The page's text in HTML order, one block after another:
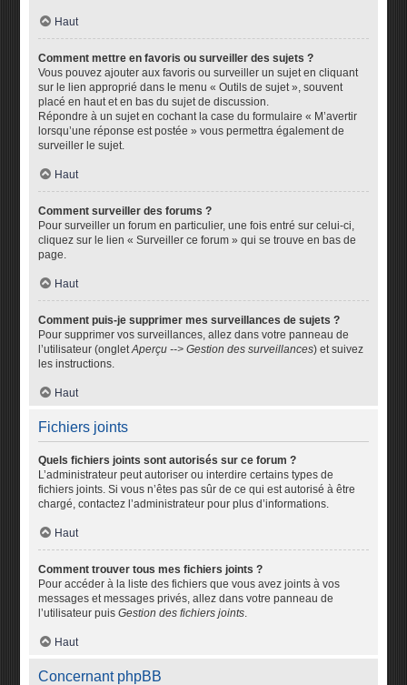
Haut
Comment mettre en favoris ou surveiller des sujets ?
Vous pouvez ajouter aux favoris ou surveiller un sujet en cliquant
sur le lien approprié dans le menu « Outils de sujet », souvent
placé en haut et en bas du sujet de discussion.
Répondre à un sujet en cochant la case du formulaire « M’avertir
lorsqu’une réponse est postée » vous permettra également de
surveiller le sujet.
Haut
Comment surveiller des forums ?
Pour surveiller un forum en particulier, une fois entré sur celui-ci,
cliquez sur le lien « Surveiller ce forum » qui se trouve en bas de
page.
Haut
Comment puis-je supprimer mes surveillances de sujets ?
Pour supprimer vos surveillances, allez dans votre panneau de
l’utilisateur (ongletAperçu --> Gestion des surveillances) et suivez
les instructions.
Haut
Fichiers joints
Quels fichiers joints sont autorisés sur ce forum ?
L’administrateur peut autoriser ou interdire certains types de
fichiers joints. Si vous n’êtes pas sûr de ce qui est autorisé à être
chargé, contactez l’administrateur pour plus d’informations.
Haut
Comment trouver tous mes fichiers joints ?
Pour accéder à la liste des fichiers que vous avez joints à vos
messages et messages privés, allez dans votre panneau de
l’utilisateur puisGestion des fichiers joints.
Haut
Concernant phpBB